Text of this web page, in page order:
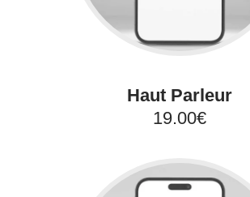
Haut Parleur
19.00€